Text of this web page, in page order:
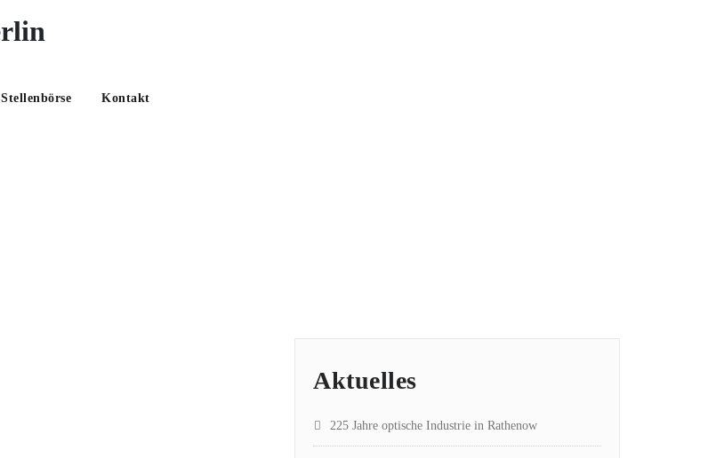
Stellenbörse Kontakt
Aktuelles
225 Jahre optische Industrie in Rathenow